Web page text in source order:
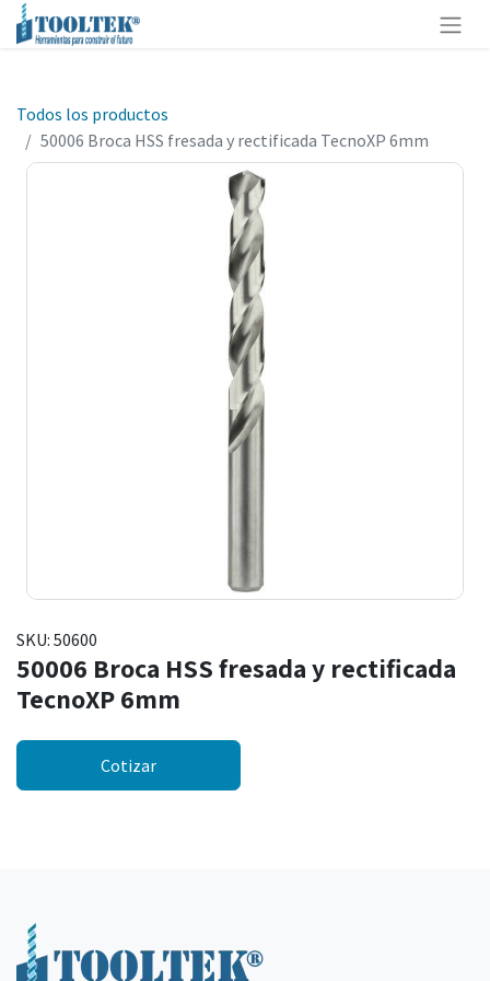
Todos los productos
50006 Broca HSS fresada y rectificada TecnoXP 6mm
SKU: 50600
50006 Broca HSS fresada y rectificada
TecnoXP 6mm
Cotizar